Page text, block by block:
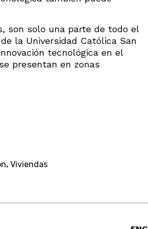
son solo una parte de todo el
la Universidad Católica San
tecnológica en el
presentan en zonas
, Viviendas